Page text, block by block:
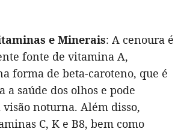
e Minerais: A cenoura é
fonte de vitamina A,
forma de beta-caroteno, que é
a saúde dos olhos e pode
noturna. Além disso,
C, K e B8, bem como